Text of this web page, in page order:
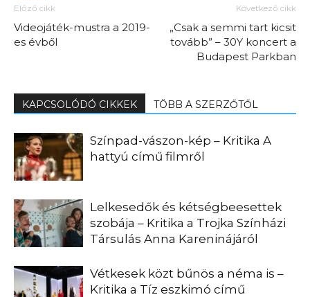
Előző cikk
Videojáték-mustra a 2019-
es évből
Következő cikk
„Csak a semmi tart kicsit
tovább” – 30Y koncert a
Budapest Parkban
KAPCSOLÓDÓ CIKKEK TÖBB A SZERZŐTŐL
Színpad-vászon-kép – Kritika A
hattyú című filmről
Lelkesedők és kétségbeesettek
szobája – Kritika a Trojka Színházi
Társulás Anna Kareninájáról
Vétkesek közt bűnös a néma is –
Kritika a Tíz eszkimó című